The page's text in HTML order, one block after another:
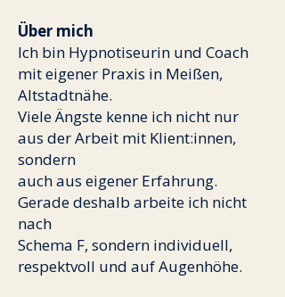
Über mich
Ich bin Hypnotiseurin und Coach
mit eigener Praxis in Meißen,
Altstadtnähe.
Viele Ängste kenne ich nicht nur
aus der Arbeit mit Klient:innen,
sondern
auch aus eigener Erfahrung.
Gerade deshalb arbeite ich nicht
nach
Schema F, sondern individuell,
respektvoll und auf Augenhöhe.